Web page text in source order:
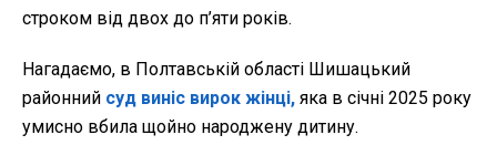
строком від двох до п’яти років.
Нагадаємо, в Полтавській області Шишацький
районний суд виніс вирок жінці, яка в січні 2025 року
умисно вбила щойно народжену дитину.